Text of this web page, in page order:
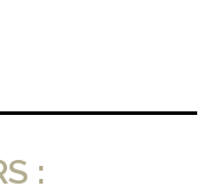
: